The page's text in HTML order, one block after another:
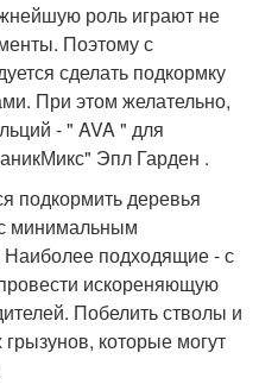
роль играют не
Поэтому с
сделать подкормку
При этом желательно,
- " AVA " для
Эпл Гарден .
подкормить деревья
минимальным
Наиболее подходящие - с
искореняющую
Побелить стволы и
которые могут